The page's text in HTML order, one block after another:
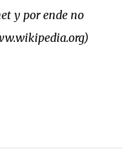
y por ende no